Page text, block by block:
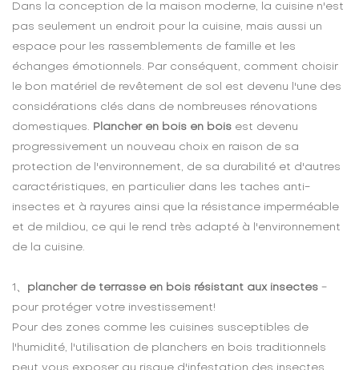
Dans la conception de la maison moderne, la cuisine n'est
pas seulement un endroit pour la cuisine, mais aussi un
espace pour les rassemblements de famille et les
échanges émotionnels. Par conséquent, comment choisir
le bon matériel de revêtement de sol est devenu l'une des
considérations clés dans de nombreuses rénovations
domestiques.
Plancher en bois en bois est devenu
progressivement un nouveau choix en raison de sa
protection de l'environnement, de sa durabilité et d'autres
caractéristiques, en particulier dans les taches anti-
insectes et à rayures ainsi que la résistance imperméable
et de mildiou, ce qui le rend très adapté à l'environnement
de la cuisine.
1、 plancher de terrasse en bois résistant aux insectes -
pour protéger votre investissement!
Pour des zones comme les cuisines susceptibles de
l'humidité, l'utilisation de planchers en bois traditionnels
peut vous exposer au risque d'infestation des insectes.